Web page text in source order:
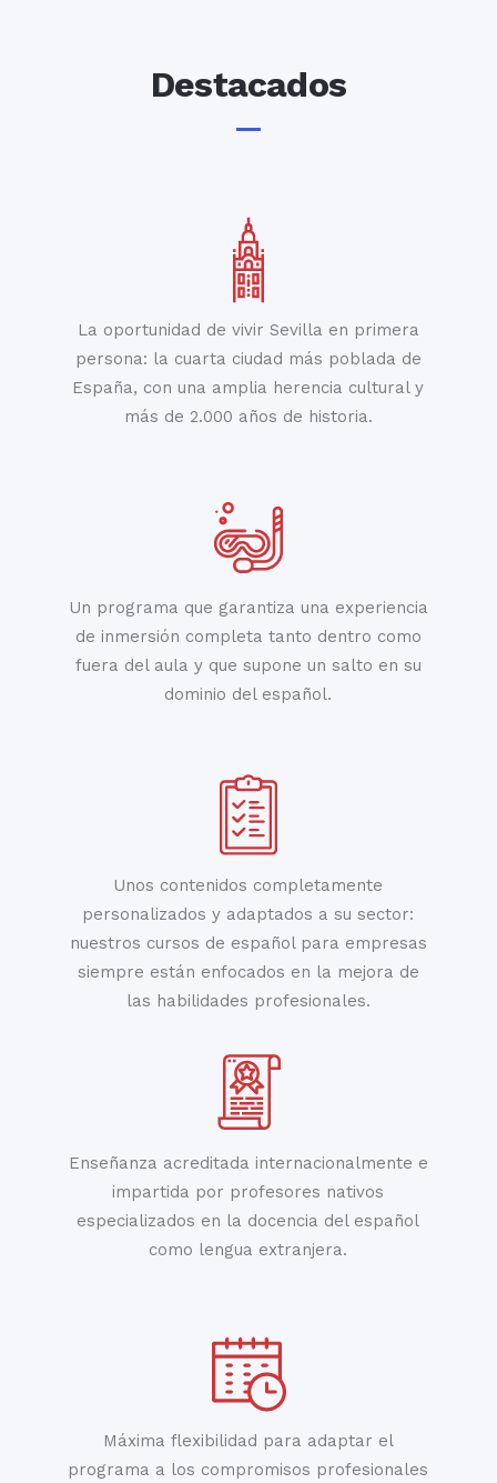
Destacados
La oportunidad de vivir Sevilla en primera
persona: la cuarta ciudad más poblada de
España, con una amplia herencia cultural y
más de 2.000 años de historia.
Un programa que garantiza una experiencia
de inmersión completa tanto dentro como
fuera del aula y que supone un salto en su
dominio del español.
Unos contenidos completamente
personalizados y adaptados a su sector:
nuestros cursos de español para empresas
siempre están enfocados en la mejora de
las habilidades profesionales.
Enseñanza acreditada internacionalmente e
impartida por profesores nativos
especializados en la docencia del español
como lengua extranjera.
Máxima flexibilidad para adaptar el
programa a los compromisos profesionales